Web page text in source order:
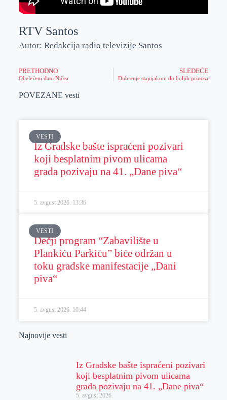
RTV Santos
Autor: Redakcija radio televizije Santos
PRETHODNO
Obeleženi dani Ničea
SLEDEĆE
Đubrenje stajnjakom do boljih prinosa
POVEZANE vesti
VESTI
Iz Gradske bašte ispraćeni pozivari
koji besplatnim pivom ulicama
grada pozivaju na 41. „Dane piva“
5. avgust 2026. 13:36
VESTI
Dečji program “Zabavilište u
Plankiću Parkiću” biće održan u
toku gradske manifestacije „Dani
piva“
5. avgust 2026. 10:44
Najnovije vesti
Iz Gradske bašte ispraćeni pozivari
koji besplatnim pivom ulicama
grada pozivaju na 41. „Dane piva“
5. avgust 2026.